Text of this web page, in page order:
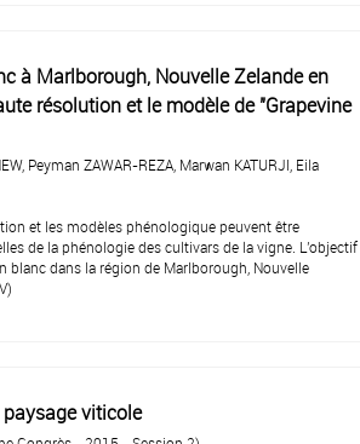
à Marlborough, Nouvelle Zelande en
résolution et le modèle de "Grapevine
Peyman ZAWAR-REZA, Marwan KATURJI, Eila
et les modèles phénologique peuvent être
de la phénologie des cultivars de la vigne. L'objectif
dans la région de Marlborough, Nouvelle
viticole